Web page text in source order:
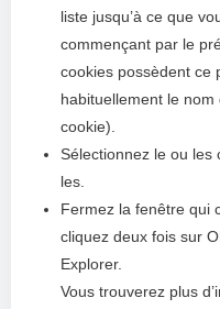
liste jusqu’à ce que
commençant par le
cookies possèdent ce
habituellement le
cookie).
Sélectionnez le ou les
les.
Fermez la fenêtre qui
cliquez deux fois sur
Explorer.
Vous trouverez plus